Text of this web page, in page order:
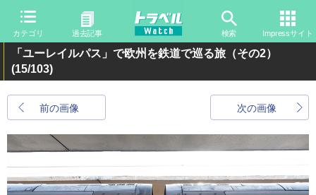
カテゴリ 過去記事 検索 Impressサイト
「ユーレイルパス」で欧州を鉄道で巡る旅（その2）
(15/103)
前の画像 次の画像